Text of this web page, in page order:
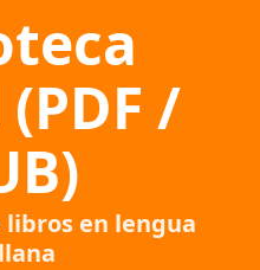
/
libros en lengua